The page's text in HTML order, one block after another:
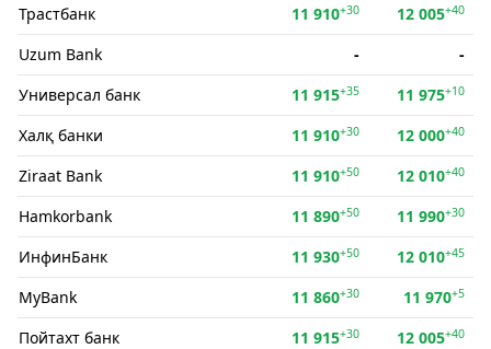
Трастбанк 11 910+30 12 005+40
Uzum Bank -
-
Универсал банк
11 915+35 11 975+10
Халқ банки 11 910+30 12 000+40
Ziraat Bank 11 910+50 12 010+40
Hamkorbank 11 890+50 11 990+30
ИнфинБанк 11 930+50 12 010+45
MyBank 11 860+30 11 970+5
Пойтахт банк 11 915+30 12 005+40